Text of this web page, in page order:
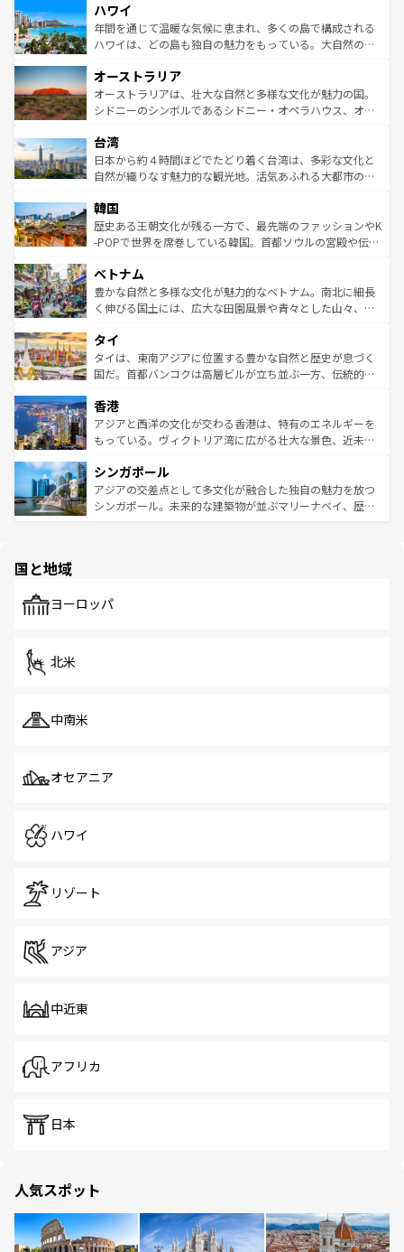
ば市内交通費無料で観光を楽しむこともできる。 なお、新
着のスイス情報はコンテンツ一覧 を参照してほしい。
のような巨大都市は、観光、ショッピング、エンターテイ
ンメントが詰まった刺激的なスポットだ。一方、アメリカ
西部には大自然が広がり、グランドキャニオンやイエロー
部のニューオーリンズでは、音楽と美食が融合した独特の
文化が魅力。旅行者はアメリカの各地域で異なる魅力を楽
しみながら、その多様性と豊かな歴史を感じることができ
ならではの贅沢な旅のスタイルだ。 なお、新着のアメリカ
情報はコンテンツ一覧を参照してほしい。
ハワイ
年間を通じて温暖な気候に恵まれ、多くの島で構成される
ハワイは、どの島も独自の魅力をもっている。大自然の神
ワイ島は見逃せない。また、定番の観光地といえばオアフ
島だが、静かな自然を求めるならマウイ島やカウアイ島が
おすすめ。エメラルドグリーンに輝く海をはじめ、豊かな
れるおもてなしの心で訪れる人々を迎えてくれるハワイの
人々、おいしいローカルフードやハワイアンミュージッ
ク、伝統的なフラダンスなど、すべてがハワイの魅力を彩
ワイを、存分に味わってほしい。 なお、新着のハワイ情報
はコンテンツ一覧を参照してほしい。
オーストラリア
オーストラリアは、壮大な自然と多様な文化が魅力の国。
シドニーのシンボルであるシドニー・オペラハウス、オー
リアリーフや大陸中央部にそびえるウルル（エアーズロッ
ク）、タスマニアの美しい原生林やケアンズの熱帯雨林な
ど、見どころがたくさん。また、カフェやワイン、オージ
いる。アクティビティも充実しており、サーフィンやダイ
ビング、ハイキングなど、アウトドア好きにはたまらな
い。オーストラリアの多彩な魅力を存分に味わいつくそ
参照してほしい。
台湾
日本から約４時間ほどでたどり着く台湾は、多彩な文化と
自然が織りなす魅力的な観光地。活気あふれる大都市の台
ン）、静ひつな山岳地帯である台湾東部など、都市の喧騒
と山間の静けさが共存しており、訪れる人に新しい発見と
驚きをもたらしてくれる。また、奥深い台湾の食文化も魅
容にもいいと評判のスイーツなど、バラエティ豊かな料理
が味わえる。 なお、新着の台湾情報は コンテンツ一覧を参
照してほしい。
韓国
歴史ある王朝文化が残る一方で、最先端のファッションやK
-POPで世界を席巻している韓国。首都ソウルの宮殿や伝統
き、地方に足を延ばせば四季折々の自然美を楽しむことが
できる。そして、キムチや焼肉、絶品のストリートフード
まで、さまざまな韓国料理が待っている。夜には、韓国な
リティに包まれながら、韓国の多彩な魅力を心ゆくまで味
わってみてほしい。 なお、新着の韓国情報はコンテンツ一
覧を参照してほしい。
ベトナム
豊かな自然と多様な文化が魅力的なベトナム。南北に細長
く伸びる国土には、広大な田園風景や青々とした山々、世
急速な発展と共に伝統が息づく。ハノイの古い町並みやホ
ーチミン市のフランス統治時代の建物も、独特の雰囲気を
醸し出している。また、バラエティの豊かさとおいしさで
とつ。フォーやバインミー、ベトナムコーヒーなどは、ぜ
ひ現地で味わいたい。どの地域を訪れてもあたたかい人々
が旅行者を迎えてくれるので、きっと忘れられない旅にな
参照してほしい。
タイ
タイは、東南アジアに位置する豊かな自然と歴史が息づく
国だ。首都バンコクは高層ビルが立ち並ぶ一方、伝統的な
の活気が交差している。北部ではチェンマイなどの山岳地
帯で自然と触れ合い、南部ではプーケットやクラビの美し
いビーチでリゾート気分を楽しむことができる。タイ料理
激する。気候は一年中温暖で、どの季節にも異なる楽しみ
が待っている。親しみやすいタイの人々、仏教を中心とし
た文化、そして多様な観光資源が、訪れる旅人を魅了し続
香港
アジアと西洋の文化が交わる香港は、特有のエネルギーを
もっている。ヴィクトリア湾に広がる壮大な景色、近未来
み、どこを訪れても感動するはず。観光スポットが密集し
ており、効率よく見どころを回れるのも魅力。息をのむよ
うな絶景から文化的な体験まで、香港を存分に楽しみ尽く
シンガポール
アジアの交差点として多文化が融合した独自の魅力を放つ
シンガポール。未来的な建築物が並ぶマリーナベイ、歴史
で、ホーカーズは地元の風情を楽しめる外せないスポット
国と地域
ヨーロッパ
北米
中南米
オセアニア
ハワイ
リゾート
アジア
中近東
アフリカ
日本
人気スポット